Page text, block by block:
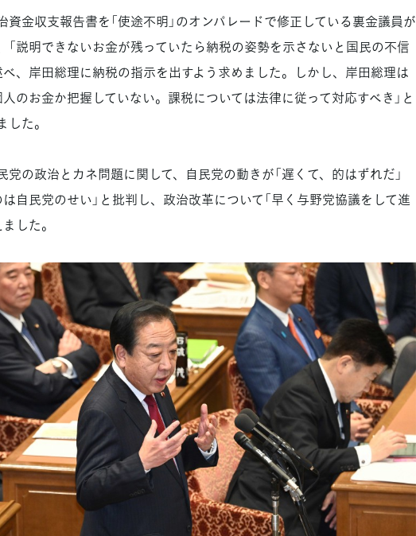
金収支報告書を「使途不明」のオンパレードで修正している裏金議員が
「説明できないお金が残っていたら納税の姿勢を示さないと国民の不信
べ、岸田総理に納税の指示を出すよう求めました。しかし、岸田総理は
人のお金か把握していない。課税については法律に従って対応すべき」と
た。
の政治とカネ問題に関して、自民党の動きが「遅くて、的はずれだ」
は自民党のせい」と批判し、政治改革について「早く与野党協議をして進
した。